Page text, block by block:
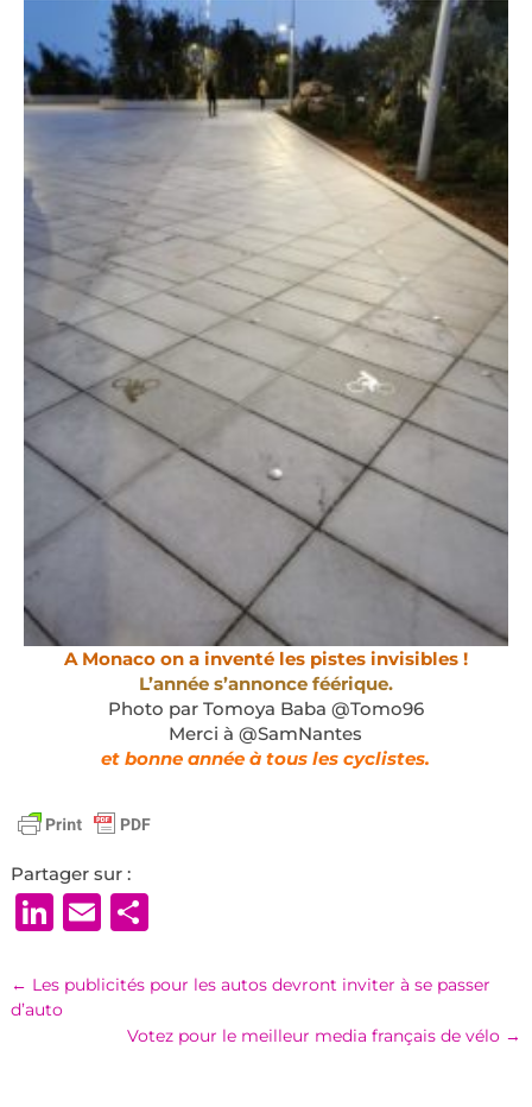
A Monaco on a inventé les pistes invisibles !
L’année s’annonce féérique.
Photo par Tomoya Baba @Tomo96
Merci à @SamNantes
et bonne année à tous les cyclistes.
Partager sur :
LinkedIn
EmailPartager
← Les publicités pour les autos devront inviter à se passer
d’auto
Votez pour le meilleur media français de vélo →